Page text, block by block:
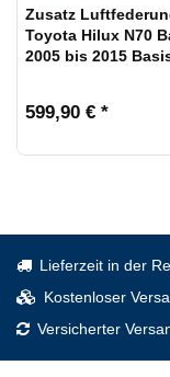
Zusatz
Toyota Hilux N70
2005 bis 2015
599,90 € *
Lieferzeit in der
Kostenloser
Versicherter